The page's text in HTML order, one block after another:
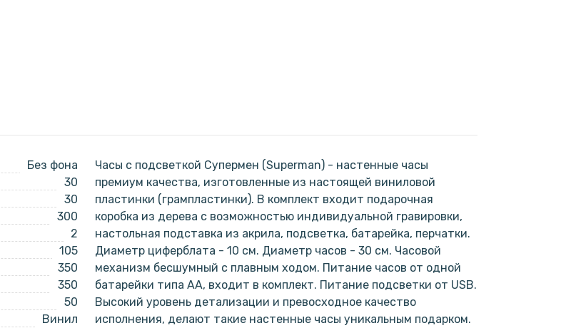
Без фона
30
30
300
2
105
350
350
50
Винил
Часы с подсветкой Супермен (Superman) - настенные часы
премиум качества, изготовленные из настоящей виниловой
пластинки (грампластинки). В комплект входит подарочная
коробка из дерева с возможностью индивидуальной гравировки,
настольная подставка из акрила, подсветка, батарейка, перчатки.
Диаметр циферблата - 10 см. Диаметр часов - 30 см. Часовой
механизм бесшумный с плавным ходом. Питание часов от одной
батарейки типа АА, входит в комплект. Питание подсветки от USB.
Высокий уровень детализации и превосходное качество
исполнения, делают такие настенные часы уникальным подарком.